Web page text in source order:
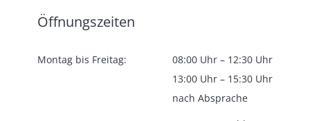
Öffnungszeiten
Montag bis Freitag:
08:00 Uhr – 12:30 Uhr
13:00 Uhr – 15:30 Uhr
nach Absprache